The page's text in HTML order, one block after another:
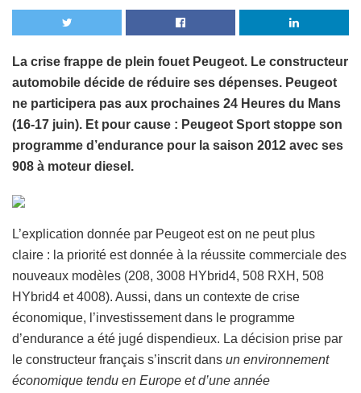
La crise frappe de plein fouet Peugeot. Le constructeur
automobile décide de réduire ses dépenses. Peugeot
ne participera pas aux prochaines 24 Heures du Mans
(16-17 juin). Et pour cause : Peugeot Sport stoppe son
programme d’endurance pour la saison 2012 avec ses
908 à moteur diesel.
L’explication donnée par Peugeot est on ne peut plus
claire : la priorité est donnée à la réussite commerciale des
nouveaux modèles (208, 3008 HYbrid4, 508 RXH, 508
HYbrid4 et 4008). Aussi, dans un contexte de crise
économique, l’investissement dans le programme
d’endurance a été jugé dispendieux. La décision prise par
le constructeur français s’inscrit dans un environnement
économique tendu en Europe et d’une année